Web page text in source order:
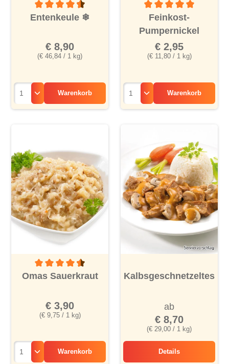
Durchschnittliche Bewertung von 4.3 von 5 Sternen
Entenkeule ❄
(€ 46,84 / 1 kg)
€ 8,90
Warenkorb
Durchschnittliche
Feinkost-
Pumpernickel
(€ 11,80 / 1 kg)
€ 2,95
Warenkorb
Durchschnittliche Bewertung von 4.5 von 5 Sternen
Omas Sauerkraut
(€ 9,75 / 1 kg)
€ 3,90
Warenkorb
Kalbsgeschnetzeltes
(€ 29,00 / 1 kg)
ab
€ 8,70
Details